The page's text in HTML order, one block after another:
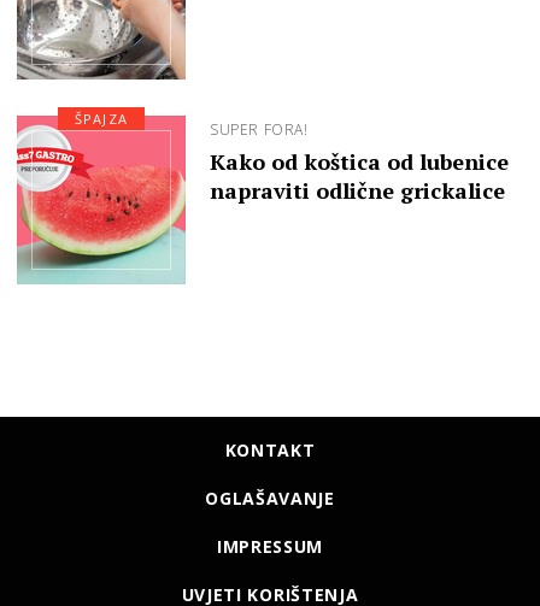
SUPER FORA!
Kako od koštica od lubenice
napraviti odlične grickalice
ŠPAJZA
KONTAKT
OGLAŠAVANJE
IMPRESSUM
UVJETI KORIŠTENJA